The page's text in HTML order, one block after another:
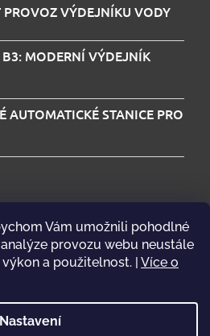
Vám umožnili pohodlné
provozu webu neustále
a použitelnost. | Více o
Nastavení
PROVOZ VÝDEJNÍKU VODY
MODERNÍ VÝDEJNÍK
AUTOMATICKÉ STANICE PRO
webové stránky